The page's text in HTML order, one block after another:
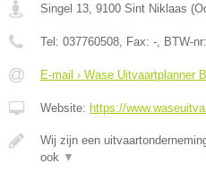
Singel 13 9100 Sint Niklaas (
Tel: 037760508 , Fax: - , BTW-nr:
E-mail › Wase Uitvaartplanner
Website: https://
Wij zijn een
ook ▼